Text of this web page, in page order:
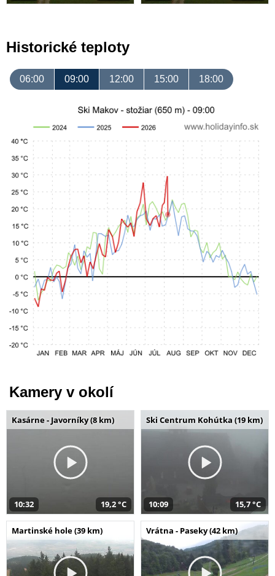
Historické teploty
06:00 09:00 12:00 15:00 18:00
Kamery v okolí
Kasárne - Javorníky (8 km)
10:32 19,2 °C
Ski Centrum Kohútka (19 km)
10:09 15,7 °C
Martinské hole (39 km) Vrátna - Paseky (42 km)